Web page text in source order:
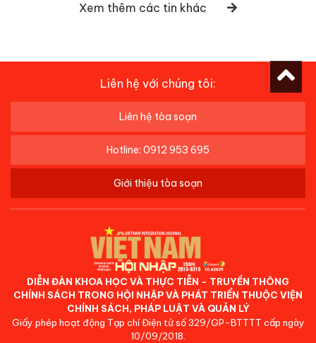
Xem thêm các tin khác
Liên hệ với chúng tôi:
Liên hệ tòa soạn
Hotline: 0912 953 695
Giới thiệu tòa soạn
DIỄN ĐÀN KHOA HỌC VÀ THỰC TIỄN - TRUYỀN THÔNG
CHÍNH SÁCH TRONG HỘI NHẬP VÀ PHÁT TRIỂN THUỘC VIỆN
CHÍNH SÁCH, PHÁP LUẬT VÀ QUẢN LÝ
Giấy phép hoạt động Tạp chí Điện tử số 329/GP-BTTTT cấp ngày
10/09/2018.